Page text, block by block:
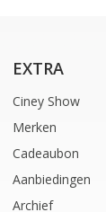
EXTRA
Ciney Show
Merken
Cadeaubon
Aanbiedingen
Archief